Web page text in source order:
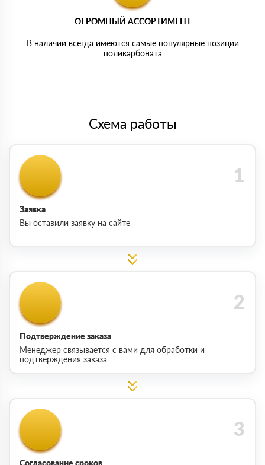
ОГРОМНЫЙ АССОРТИМЕНТ
В наличии всегда имеются самые популярные позиции
поликарбоната
Схема работы
Заявка
Вы оставили заявку на сайте
Подтверждение заказа
Менеджер связывается с вами для обработки и
подтверждения заказа
Согласование сроков